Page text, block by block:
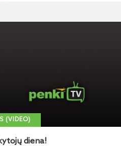
(VIDEO)
diena!